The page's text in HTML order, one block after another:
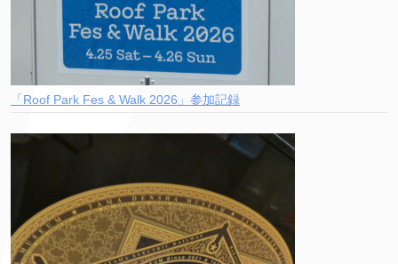
「Roof Park Fes & Walk 2026」参加記録